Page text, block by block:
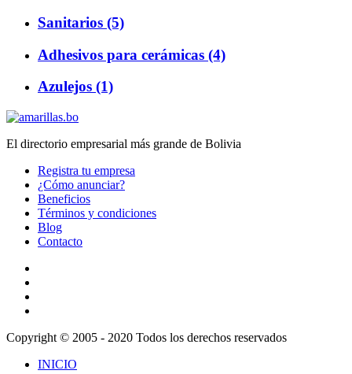
Sanitarios (5)
Adhesivos para cerámicas (4)
Azulejos (1)
El directorio empresarial más grande de Bolivia
Registra tu empresa
¿Cómo anunciar?
Beneficios
Términos y condiciones
Blog
Contacto
Copyright © 2005 - 2020 Todos los derechos reservados
INICIO